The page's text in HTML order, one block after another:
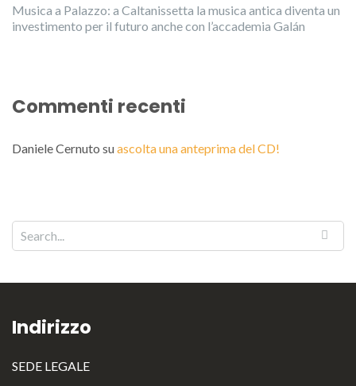
Musica a Palazzo: a Caltanissetta la musica antica diventa un
investimento per il futuro anche con l’accademia Galán
Commenti recenti
Daniele Cernuto suascolta una anteprima del CD!
Indirizzo
SEDE LEGALE